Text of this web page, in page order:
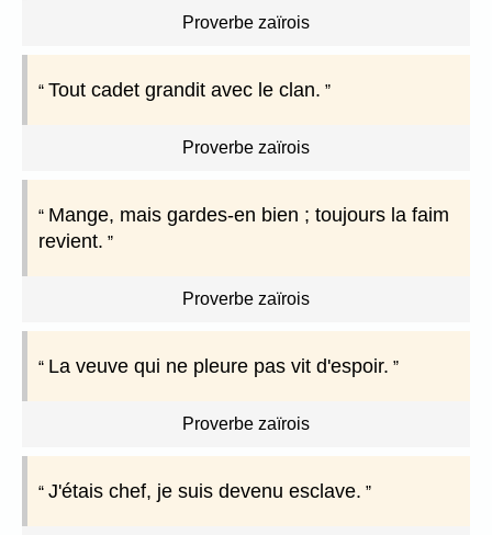
Proverbe zaïrois
Tout cadet grandit avec le clan.
Proverbe zaïrois
Mange, mais gardes-en bien ; toujours la faim
revient.
Proverbe zaïrois
La veuve qui ne pleure pas vit d'espoir.
Proverbe zaïrois
J'étais chef, je suis devenu esclave.